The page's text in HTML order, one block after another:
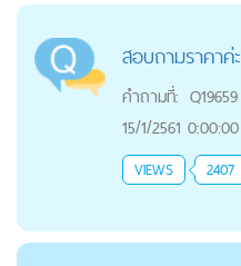
สอบถามราคาค่ะ
คำถามที่: Q19659
15/1/2561 0:00:00
VIEWS 2407